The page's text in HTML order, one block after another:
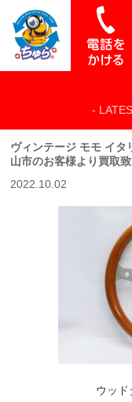
-
ヴィンテージ モモ イタ
山市のお客様より買取
2022.10.02
ウッド